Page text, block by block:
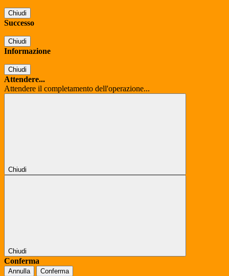
Chiudi
Successo
Chiudi
Informazione
Chiudi
Attendere...
Attendere il completamento dell'operazione...
Chiudi
Chiudi
Conferma
Annulla Conferma